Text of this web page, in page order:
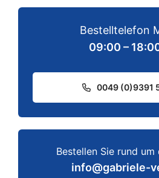
Bestelltelefon
09:00 –
0049 (0)9391
Bestellen Sie rund
info@gabriele-